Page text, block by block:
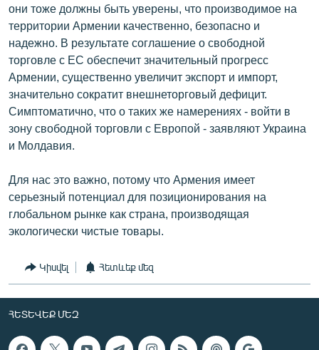
они тоже должны быть уверены, что производимое на
территории Армении качественно, безопасно и
надежно. В результате соглашение о свободной
торговле с ЕС обеспечит значительный прогресс
Армении, существенно увеличит экспорт и импорт,
значительно сократит внешнеторговый дефицит.
Симптоматично, что о таких же намерениях - войти в
зону свободной торговли с Европой - заявляют Украина
и Молдавия.
Для нас это важно, потому что Армения имеет
серьезный потенциал для позиционирования на
глобальном рынке как страна, производящая
экологически чистые товары.
Կիսվել Հետևեք մեզ
ՀԵՏԵՎԵՔ ՄԵԶ